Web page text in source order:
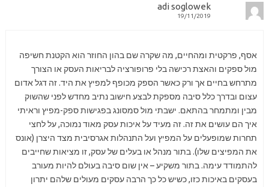
adi soglowek
19/11/2019
אסף, פרקטית ומהחיים, מה שקרה שם בהון החוזר הוא הקטנת חשיפה
מול ספקים והאצת רכישה בלי פרופורציה לבריאות העסק או הצורך
מתרחש בחיים אך ורק כאשר הספק מכופף למפיץ את היד. זה דגל אדום
עצום ובדרך כלל סיבה מספקת לבצע חישוב נתיב מחדש לפני שהשוק
מבין ומתמחר בהתאם. ישבתי מול סמסונג בפגישות ספק-מפיץ וראיתי
איך הם עושים את זה. זה מעיד על איכות עסק מאוד נמוכה, על לחצי
תחרות שמופעלים על המפיץ ועל התנהלות אגרסיבית מצד היצרן (אונס
את המפיצים שלו). בתור מנהל או בעלים של עסק, זו מציאות שחייבים
להתמודד עימה. בתור משקיע – אין שום סיבה בעולם להיות מעורב
בעסקים באיכות כזו, כשיש כל כך הרבה עסקים מעולים שלהם יתרון